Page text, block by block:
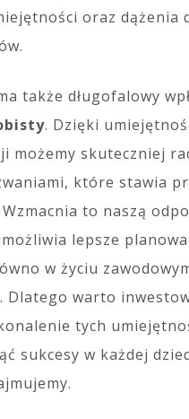
oraz dążenia
także długofalowy
. Dzięki
możemy skuteczniej
które stawia
to naszą
lepsze
w życiu
Dlatego warto
tych
sukcesy w każdej